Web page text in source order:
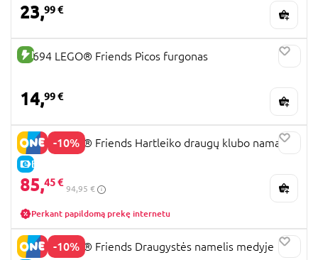
23,99 €
NAUJA PREKĖ
42694 LEGO® Friends Picos furgonas
14,99 €
-10%
E-KAINA
42689 LEGO® Friends Hartleiko draugų klubo namai
85,45 €
94,95 €
Perkant papildomą prekę internetu
-10%
42652 LEGO® Friends Draugystės namelis medyje